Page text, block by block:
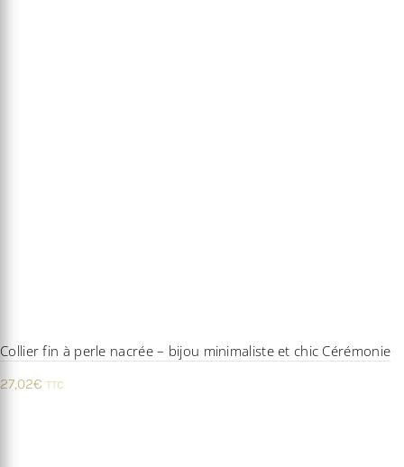
Collier fin à perle nacrée – bijou minimaliste et chic Cérémonie
27,02€ TTC